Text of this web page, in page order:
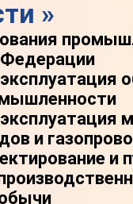
»
Федерации
и
и